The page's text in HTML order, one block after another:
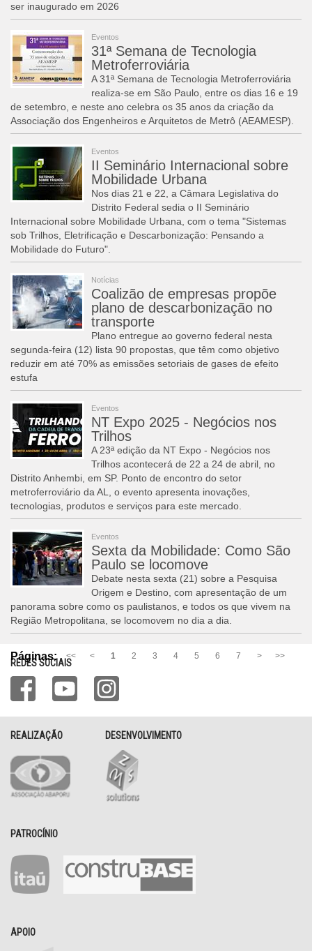
ser inaugurado em 2026
Eventos
31ª Semana de Tecnologia
Metroferroviária
A 31ª Semana de Tecnologia Metroferroviária
realiza-se em São Paulo, entre os dias 16 e 19
de setembro, e neste ano celebra os 35 anos da criação da
Associação dos Engenheiros e Arquitetos de Metrô (AEAMESP).
Eventos
II Seminário Internacional sobre
Mobilidade Urbana
Nos dias 21 e 22, a Câmara Legislativa do
Distrito Federal sedia o II Seminário
Internacional sobre Mobilidade Urbana, com o tema "Sistemas
sob Trilhos, Eletrificação e Descarbonização: Pensando a
Mobilidade do Futuro".
Notícias
Coalizão de empresas propõe
plano de descarbonização no
transporte
Plano entregue ao governo federal nesta
segunda-feira (12) lista 90 propostas, que têm como objetivo
reduzir em até 70% as emissões setoriais de gases de efeito
estufa
Eventos
NT Expo 2025 - Negócios nos
Trilhos
A 23ª edição da NT Expo - Negócios nos
Trilhos acontecerá de 22 a 24 de abril, no
Distrito Anhembi, em SP. Ponto de encontro do setor
metroferroviário da AL, o evento apresenta inovações,
tecnologias, produtos e serviços para este mercado.
Eventos
Sexta da Mobilidade: Como São
Paulo se locomove
Debate nesta sexta (21) sobre a Pesquisa
Origem e Destino, com apresentação de um
panorama sobre como os paulistanos, e todos os que vivem na
Região Metropolitana, se locomovem no dia a dia.
Páginas: << < 1 2 3 4 5 6 7 > >>
REDES SOCIAIS
REALIZAÇÃO DESENVOLVIMENTO
PATROCÍNIO
APOIO